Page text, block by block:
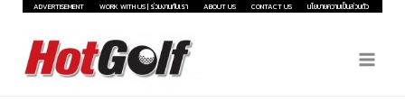
Skip
content
ADVERTISEMENT WORK WITH US | ร่วมงานกับเรา ABOUT US CONTACT US นโยบายความเป็นส่วนตัว